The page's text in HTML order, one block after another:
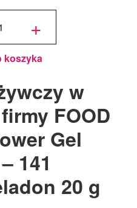
+
koszyka
w
FOOD
Gel
141
20 g